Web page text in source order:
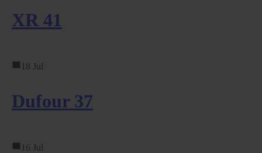
XR 41
18 Jul
Dufour 37
16 Jul